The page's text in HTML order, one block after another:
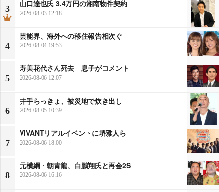
3
山口達也氏 3.4万円の湘南物件契約
2026-08-03 12:18
4
芸能界、海外への移住報告相次ぐ
2026-08-04 19:53
5
寿美花代さん死去 息子がコメント
2026-08-06 12:07
6
井手らっきょ、被災地で炊き出し
2026-08-05 10:39
7
VIVANTリアルイベントに堺雅人ら
2026-08-06 18:00
8
元横綱・朝青龍、白鵬翔氏と再会2S
2026-08-06 16:16